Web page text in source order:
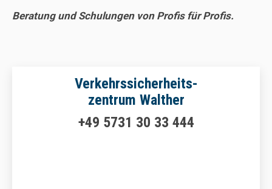
Beratung und Schulungen von Profis für Profis.
Verkehrssicherheits-
zentrum Walther
+49 5731 30 33 444